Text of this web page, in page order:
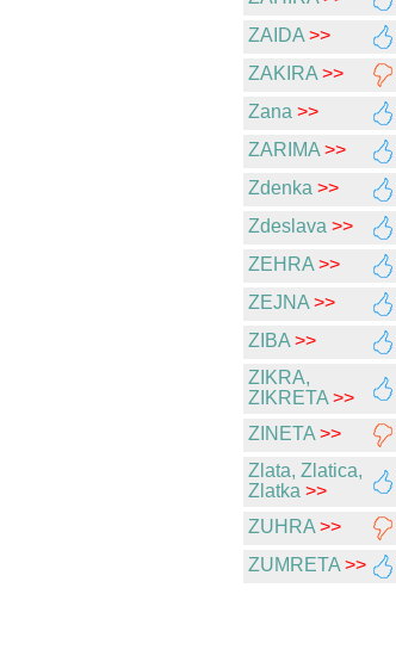
ZAIDA >>
ZAKIRA >>
Zana >>
ZARIMA >>
Zdenka >>
Zdeslava >>
ZEHRA >>
ZEJNA >>
ZIBA >>
ZIKRA,
ZIKRETA >>
ZINETA >>
Zlata, Zlatica,
Zlatka >>
ZUHRA >>
ZUMRETA >>